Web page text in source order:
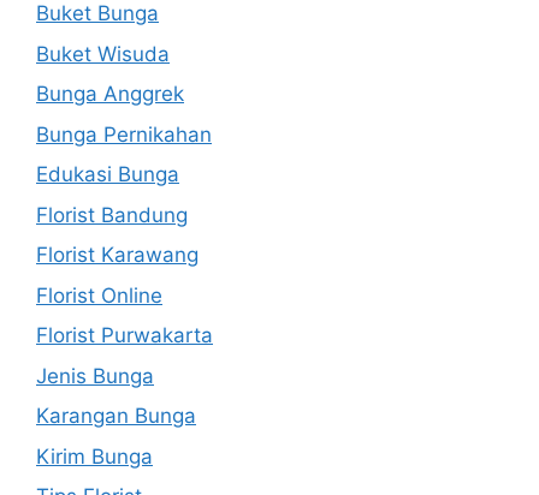
Buket Bunga
Buket Wisuda
Bunga Anggrek
Bunga Pernikahan
Edukasi Bunga
Florist Bandung
Florist Karawang
Florist Online
Florist Purwakarta
Jenis Bunga
Karangan Bunga
Kirim Bunga